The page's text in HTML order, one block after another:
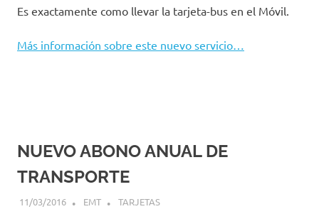
Es exactamente como llevar la tarjeta-bus en el Móvil.
Más información sobre este nuevo servicio…
NUEVO ABONO ANUAL DE
TRANSPORTE
11/03/2016 EMT TARJETAS